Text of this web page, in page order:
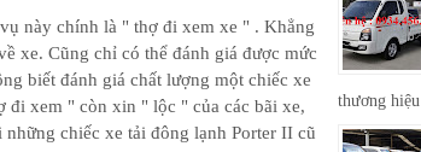
này chính là " thợ đi xem xe " . Khẳng
xe. Cũng chỉ có thể đánh giá được mức
biết đánh giá chất lượng một chiếc xe
đi xem " còn xin " lộc " của các bãi xe,
chiếc xe tải đông lạnh Porter II cũ
thương